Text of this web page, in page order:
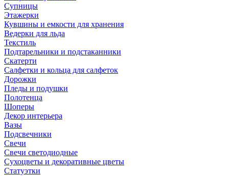
Супницы
Этажерки
Кувшины и емкости для хранения
Ведерки для льда
Текстиль
Подтарельники и подстаканники
Скатерти
Салфетки и кольца для салфеток
Дорожки
Пледы и подушки
Полотенца
Шоперы
Декор интерьера
Вазы
Подсвечники
Свечи
Свечи светодиодные
Сухоцветы и декоративные цветы
Статуэтки